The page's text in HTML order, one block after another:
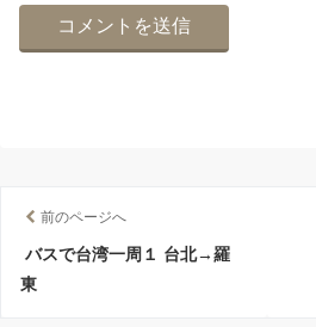
前のページへ
バスで台湾一周１ 台北→羅
東